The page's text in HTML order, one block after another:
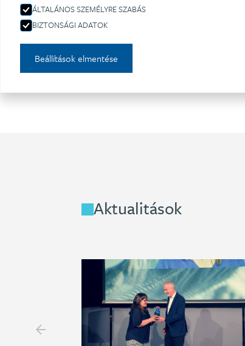
ÁLTALÁNOS SZEMÉLYRE SZABÁS
BIZTONSÁGI ADATOK
Beállítások elmentése
Aktualitások